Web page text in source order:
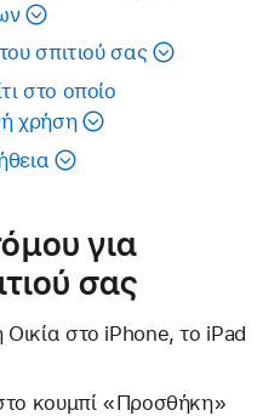
σπιτιού σας
στο οποίο
χρήση
για
σας
στο iPhone, το iPad
κουμπί «Προσθήκη»